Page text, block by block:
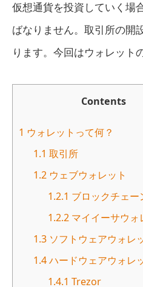
仮想通貨を投資していく場
ばなりません。取引所の開
ります。今回はウォレット
Contents
1 ウォレットって何？
1.1 取引所
1.2 ウェブウォレット
1.2.1 ブロックチェー
1.2.2 マイイーサウォ
1.3 ソフトウェアウォレ
1.4ハードウェアウォレ
1.4.1 Trezor